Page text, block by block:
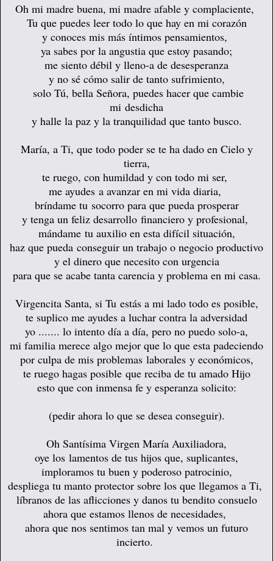
Oh mi madre buena, mi madre afable y complaciente,
Tu que puedes leer todo lo que hay en mi corazón
y conoces mis más íntimos pensamientos,
ya sabes por la angustia que estoy pasando;
me siento débil y lleno-a de desesperanza
y no sé cómo salir de tanto sufrimiento,
solo Tú, bella Señora, puedes hacer que cambie
mi desdicha
y halle la paz y la tranquilidad que tanto busco.
María, a Ti, que todo poder se te ha dado en Cielo y
tierra,
te ruego, con humildad y con todo mi ser,
me ayudes a avanzar en mi vida diaria,
bríndame tu socorro para que pueda prosperar
y tenga un feliz desarrollo financiero y profesional,
mándame tu auxilio en esta difícil situación,
haz que pueda conseguir un trabajo o negocio productivo
y el dinero que necesito con urgencia
para que se acabe tanta carencia y problema en mi casa.
Virgencita Santa, si Tu estás a mi lado todo es posible,
te suplico me ayudes a luchar contra la adversidad
yo ....... lo intento día a día, pero no puedo solo-a,
mi familia merece algo mejor que lo que esta padeciendo
por culpa de mis problemas laborales y económicos,
te ruego hagas posible que reciba de tu amado Hijo
esto que con inmensa fe y esperanza solicito:
(pedir ahora lo que se desea conseguir).
Oh Santísima Virgen María Auxiliadora,
oye los lamentos de tus hijos que, suplicantes,
imploramos tu buen y poderoso patrocinio,
despliega tu manto protector sobre los que llegamos a Ti,
líbranos de las aflicciones y danos tu bendito consuelo
ahora que estamos llenos de necesidades,
ahora que nos sentimos tan mal y vemos un futuro
incierto.